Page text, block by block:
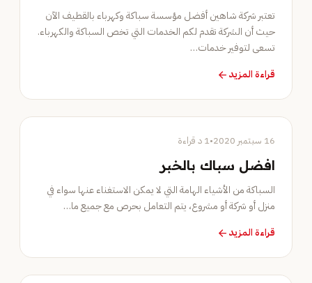
تعتبر شركة شاهين أفضل مؤسسة سباكة وكهرباء بالقطيف الآن
حيث أن الشركة تقدم لكم الخدمات التي تخص السباكة والكهرباء.
تسعى لتوفير خدمات…
قراءة المزيدarrow_forward
خدمات الصيانة 16 سبتمبر 2020 •1 د قراءة
افضل سباك بالخبر
السباكة من الأشياء الهامة التي لا يمكن الاستغناء عنها سواء في
منزل أو شركة أو مشروع، يتم التعامل بحرص مع جميع ما…
قراءة المزيدarrow_forward